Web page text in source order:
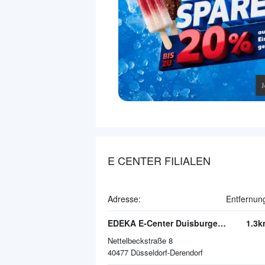
E CENTER FILIALEN
Adresse:
EDEKA E-Center Duisburger Straße
Nettelbeckstraße 8
40477 Düsseldorf-Derendorf